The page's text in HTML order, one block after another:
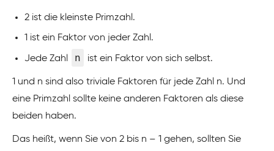
2 ist die kleinste Primzahl.
1 ist ein Faktor von jeder Zahl.
Jede Zahl n ist ein Faktor von sich selbst.
1 und n sind also triviale Faktoren für jede Zahl n. Und
eine Primzahl sollte keine anderen Faktoren als diese
beiden haben.
Das heißt, wenn Sie von 2 bis n – 1 gehen, sollten Sie